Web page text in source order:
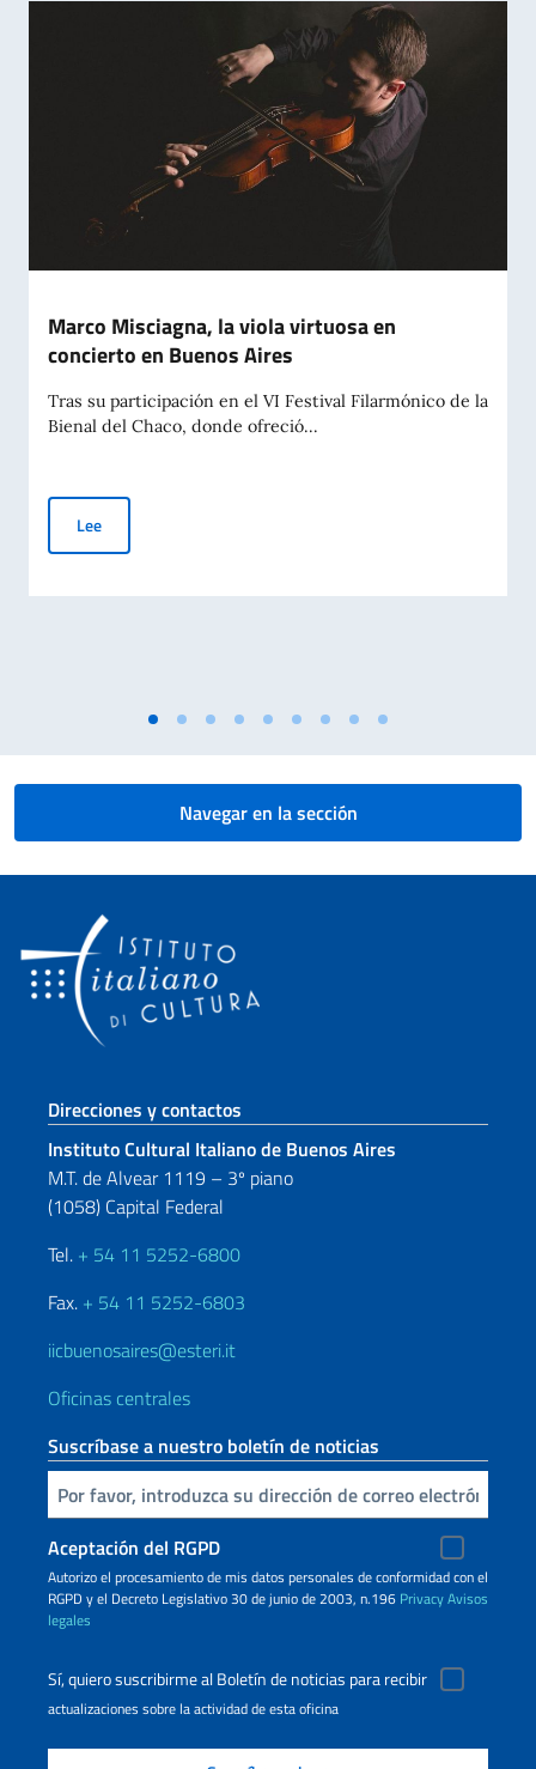
Marco Misciagna, la viola virtuosa en
concierto en Buenos Aires
Tras su participación en el VI Festival Filarmónico de la
Bienal del Chaco, donde ofreció...
LeeMarco Misciagna, la viola virtuosa en concierto en Buenos
Navegar en la sección
Sezione footer
Direcciones y contactos
Instituto Cultural Italiano de Buenos Aires
M.T. de Alvear 1119 – 3º piano
(1058) Capital Federal
Tel. + 54 11 5252-6800
Fax. + 54 11 5252-6803
iicbuenosaires@esteri.it
Oficinas centrales
Suscríbase a nuestro boletín de noticias
Inserta tu correo electronico
Aceptación del RGPD
Autorizo ​​el procesamiento de mis datos personales de conformidad con el
RGPD y el Decreto Legislativo 30 de junio de 2003, n.196 PrivacyAvisos
legales
Sí, quiero suscribirme al Boletín de noticias para recibir
actualizaciones sobre la actividad de esta oficina